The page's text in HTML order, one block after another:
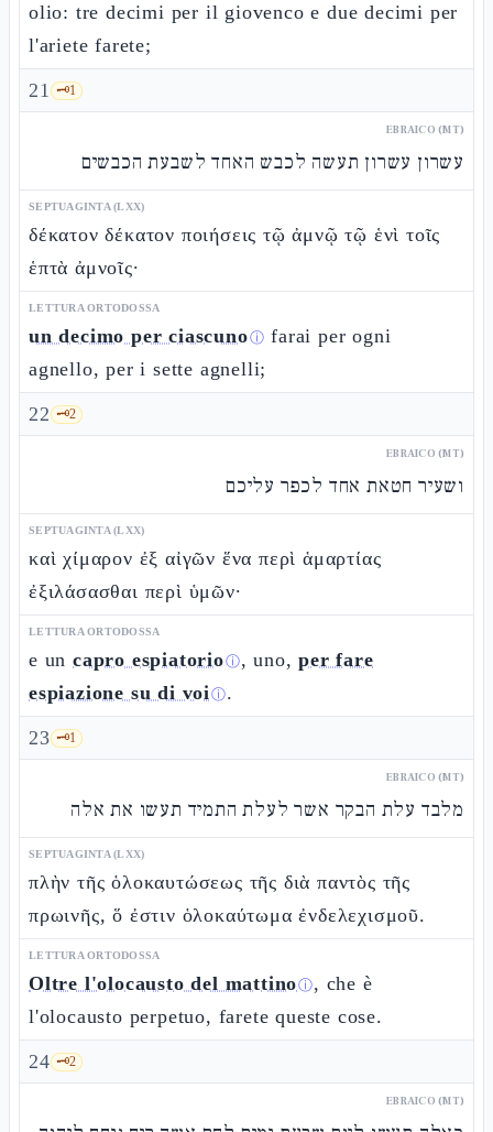
olio: tre decimi per il giovenco e due decimi per
l'ariete farete;
21 🗝️1
EBRAICO (MT)
עשרון עשרון תעשה לכבש האחד לשבעת הכבשים
SEPTUAGINTA (LXX)
δέκατον δέκατον ποιήσεις τῷ ἀμνῷ τῷ ἑνὶ τοῖς
ἑπτὰ ἀμνοῖς·
LETTURA ORTODOSSA
un decimo per ciascunoⓘ farai per ogni
agnello, per i sette agnelli;
22 🗝️2
EBRAICO (MT)
ושעיר חטאת אחד לכפר עליכם
SEPTUAGINTA (LXX)
καὶ χίμαρον ἐξ αἰγῶν ἕνα περὶ ἁμαρτίας
ἐξιλάσασθαι περὶ ὑμῶν·
LETTURA ORTODOSSA
e un capro espiatorioⓘ, uno,per fare
espiazione su di voiⓘ.
23 🗝️1
EBRAICO (MT)
מלבד עלת הבקר אשר לעלת התמיד תעשו את אלה
SEPTUAGINTA (LXX)
πλὴν τῆς ὁλοκαυτώσεως τῆς διὰ παντὸς τῆς
πρωινῆς, ὅ ἐστιν ὁλοκαύτωμα ἐνδελεχισμοῦ.
LETTURA ORTODOSSA
Oltre l'olocausto del mattinoⓘ, che è
l'olocausto perpetuo, farete queste cose.
24 🗝️2
EBRAICO (MT)